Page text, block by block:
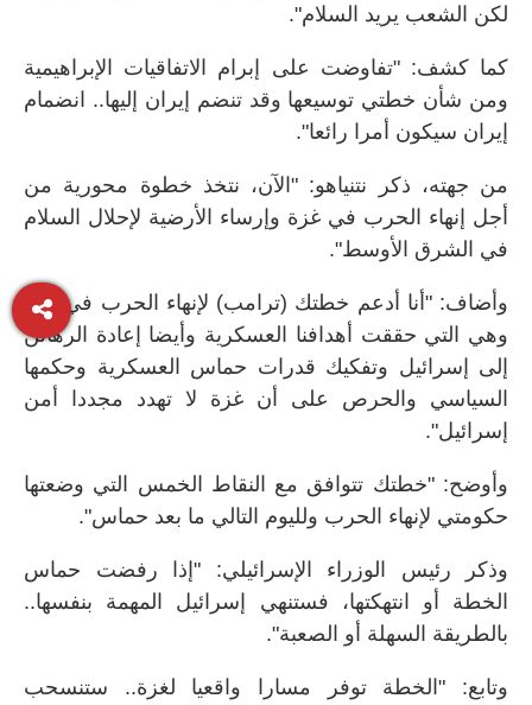
لكن الشعب يريد السلام".
كما كشف: "تفاوضت على إبرام الاتفاقيات الإبراهيمية
ومن شأن خطتي توسيعها وقد تنضم إيران إليها.. انضمام
إيران سيكون أمرا رائعا".
من جهته، ذكر نتنياهو: "الآن، نتخذ خطوة محورية من
أجل إنهاء الحرب في غزة وإرساء الأرضية لإحلال السلام
في الشرق الأوسط".
وأضاف: "أنا أدعم خطتك (ترامب) لإنهاء الحرب في غزة
وهي التي حققت أهدافنا العسكرية وأيضا إعادة الرهائن
إلى إسرائيل وتفكيك قدرات حماس العسكرية وحكمها
السياسي والحرص على أن غزة لا تهدد مجددا أمن
إسرائيل".
وأوضح: "خطتك تتوافق مع النقاط الخمس التي وضعتها
حكومتي لإنهاء الحرب ولليوم التالي ما بعد حماس".
وذكر رئيس الوزراء الإسرائيلي: "إذا رفضت حماس
الخطة أو انتهكتها، فستنهي إسرائيل المهمة بنفسها..
بالطريقة السهلة أو الصعبة".
وتابع: "الخطة توفر مسارا واقعيا لغزة.. ستنسحب